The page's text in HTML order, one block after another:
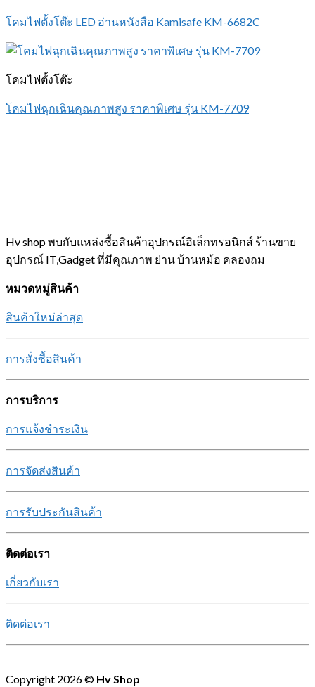
โคมไฟตั้งโต๊ะ LED อ่านหนังสือ Kamisafe KM-6682C
โคมไฟตั้งโต๊ะ
โคมไฟฉุกเฉินคุณภาพสูง ราคาพิเศษ รุ่น KM-7709
Hv shop พบกับแหล่งซื้อสินค้าอุปกรณ์อิเล็กทรอนิกส์ ร้านขาย
อุปกรณ์ IT,Gadget ที่มีคุณภาพ ย่าน บ้านหม้อ คลองถม
หมวดหมู่สินค้า
สินค้าใหม่ล่าสุด
การสั่งซื้อสินค้า
การบริการ
การแจ้งชำระเงิน
การจัดส่งสินค้า
การรับประกันสินค้า
ติดต่อเรา
เกี่ยวกับเรา
ติดต่อเรา
Copyright 2026 © Hv Shop